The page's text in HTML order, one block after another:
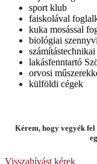
sport klub
faiskolával
kuka mosással
biológiai
lakásfenntartó
orvosi
külföldi cégek
Kérem, hogy vegyék
Visszahívást kérek